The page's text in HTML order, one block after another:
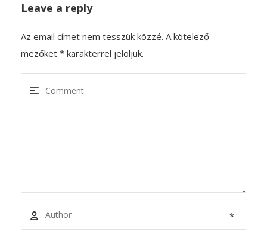
Leave a reply
Az email címet nem tesszük közzé. A kötelező
mezőket * karakterrel jelöljük.
*